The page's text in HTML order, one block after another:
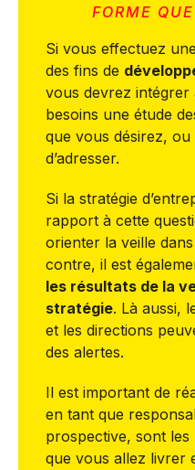
FORME
Si vous effectuez
des fins de
vous devrez intégrer
besoins une étude
que vous désirez,
d’adresser.
Si la stratégie
rapport à cette
orienter la veille
contre, il est
les résultats de la
stratégie. Là aussi,
et les directions
des alertes.
Il est important de
en tant que
prospective, sont les
que vous allez livrer